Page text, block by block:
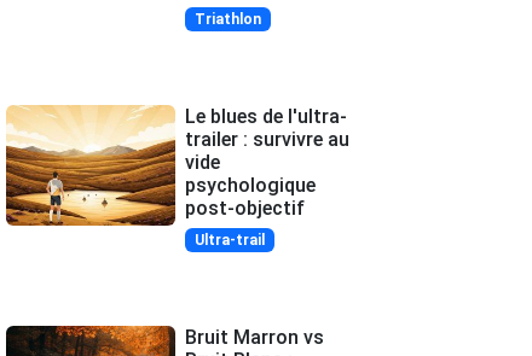
Triathlon
Le blues de l'ultra-
trailer : survivre au
vide
psychologique
post-objectif
Ultra-trail
Bruit Marron vs